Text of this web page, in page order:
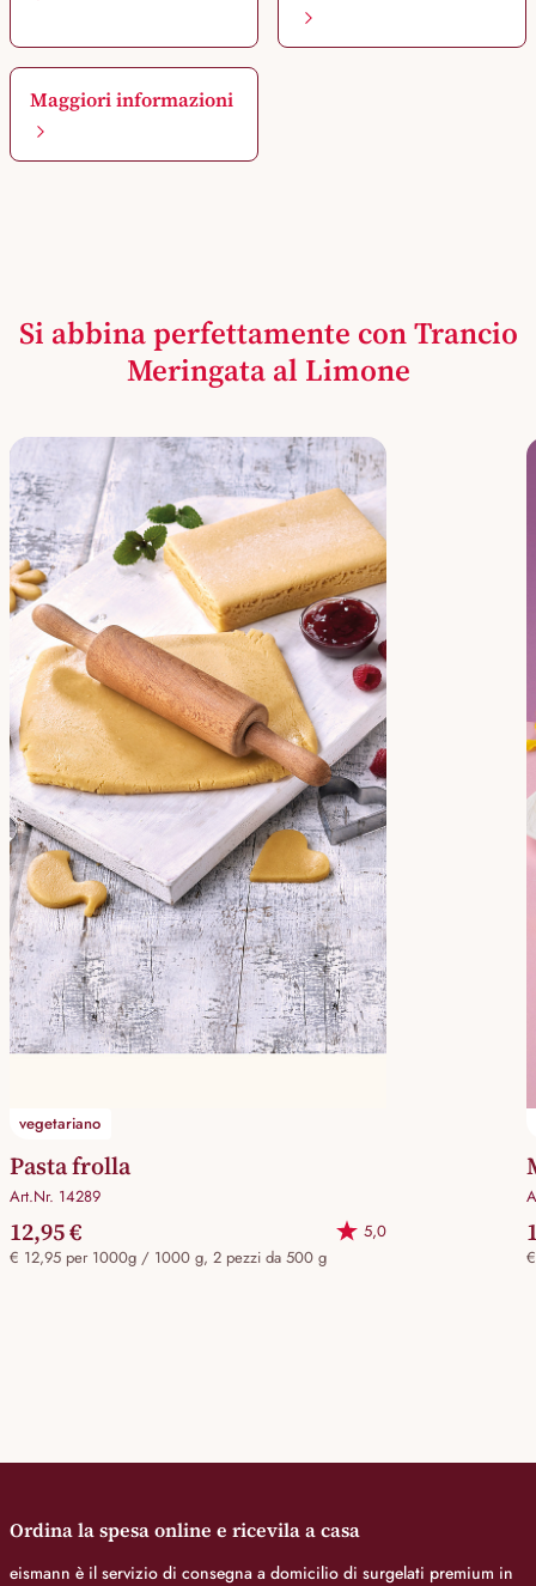
Maggiori informazioni
Si abbina perfettamente con Trancio
Meringata al Limone
vegetariano
Pasta frolla
Art.Nr. 14289
12,95 €
5,0
€ 12,95 per 1000g / 1000 g, 2 pezzi da 500 g
Ordina la spesa online e ricevila a casa
eismann è il servizio di consegna a domicilio di surgelati premium in